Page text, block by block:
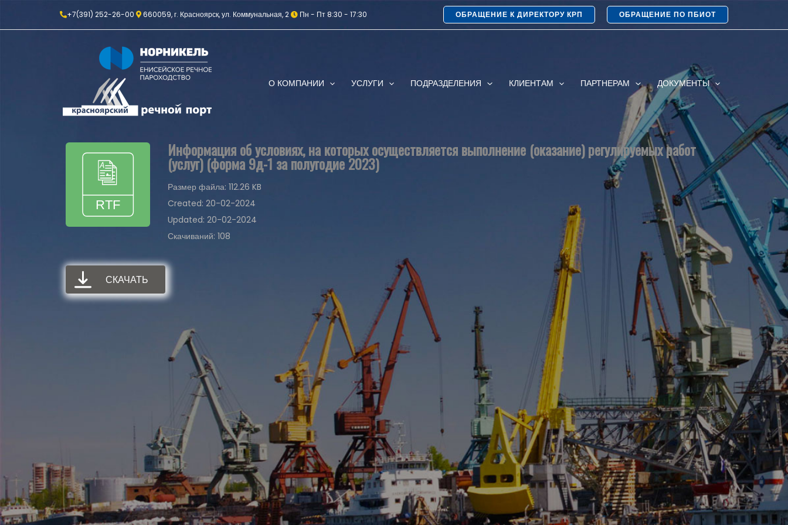
+7(391) 252-26-00 660059, г. Красноярск, ул. Коммунальная, 2 Пн - Пт 8:30 - 17:30 ОБРАЩЕНИЕ К ДИРЕКТОРУ КРП ОБРАЩЕНИЕ ПО ПБИОТ
О КОМПАНИИ УСЛУГИ ПОДРАЗДЕЛЕНИЯ КЛИЕНТАМ ПАРТНЕРАМ ДОКУМЕНТЫ
Информация об условиях, на которых осуществляется выполнение (оказание) регулируемых работ
(услуг) (форма 9д-1 за полугодие 2023)
Размер файла: 112.26 KB
Created: 20-02-2024
Updated: 20-02-2024
Скачиваний: 108
СКАЧАТЬ